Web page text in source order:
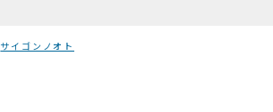
サイゴンノオト